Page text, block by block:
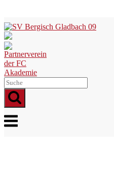
Skip
to
content
Menu